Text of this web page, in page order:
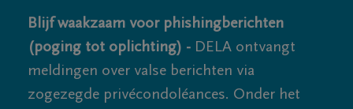
Blijf waakzaam voor phishingberichten
(poging tot oplichting) - DELA ontvangt
meldingen over valse berichten via
zogezegde privécondoléances. Onder het